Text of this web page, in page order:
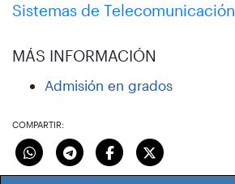
Sistemas de Telecomunicación
MÁS INFORMACIÓN
Admisión en grados
COMPARTIR: